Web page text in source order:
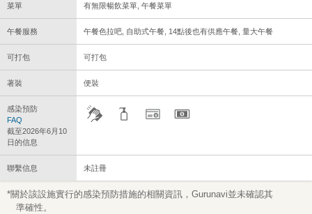
菜單 有無限暢飲菜單, 午餐菜單
午餐服務 午餐色拉吧, 自助式午餐, 14點後也有供應午餐, 量大午餐
可打包 可打包
著裝 便裝
感染預防
FAQ
截至2026年6月10
日的信息
聯繫信息 未註冊
*關於該設施實行的感染預防措施的相關資訊，Gurunavi並未確認其
準確性。